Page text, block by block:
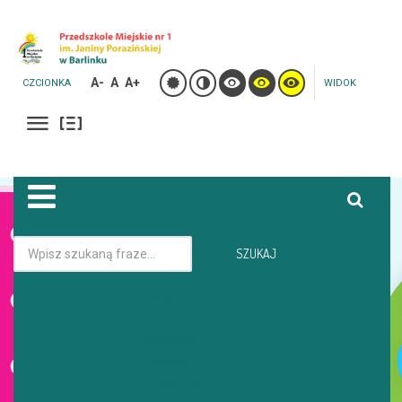
CZCIONKA A- A A+ WIDOK
SZUKAJ
Jesteś tutaj:Strona główna
WYJAZD GRUPY KOTKI - LEŚNA DO RANCZO RADZICZ -SUPER